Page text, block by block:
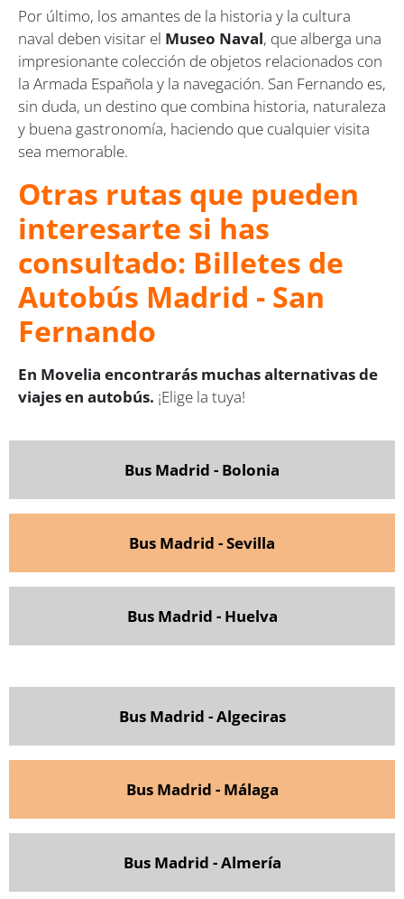
Por último, los amantes de la historia y la cultura
naval deben visitar el Museo Naval, que alberga una
impresionante colección de objetos relacionados con
la Armada Española y la navegación. San Fernando es,
sin duda, un destino que combina historia, naturaleza
y buena gastronomía, haciendo que cualquier visita
sea memorable.
Otras rutas que pueden
interesarte si has
consultado: Billetes de
Autobús Madrid - San
Fernando
En Movelia encontrarás muchas alternativas de
viajes en autobús. ¡Elige la tuya!
Bus Madrid - Bolonia
Bus Madrid - Sevilla
Bus Madrid - Huelva
Bus Madrid - Algeciras
Bus Madrid - Málaga
Bus Madrid - Almería